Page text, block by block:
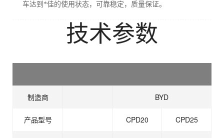
车达到*佳的使用状态，可靠稳定，质量保证。
技术参数
制造商 BYD
产品型号 CPD20 CPD25